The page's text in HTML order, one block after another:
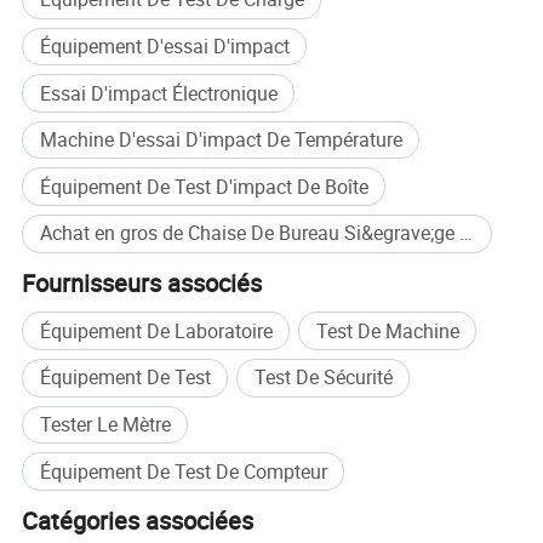
Équipement D'essai D'impact
Essai D'impact Électronique
Machine D'essai D'impact De Température
Équipement De Test D'impact De Boîte
Achat en gros de Chaise De Bureau Si&egrave;ge Incidence Cyclique Testeur
Fournisseurs associés
Équipement De Laboratoire
Test De Machine
Équipement De Test
Test De Sécurité
Tester Le Mètre
Équipement De Test De Compteur
Catégories associées